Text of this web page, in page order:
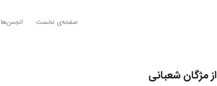
صفحه‌ی نخست انجمن‌ها
از مژگان شعبانی